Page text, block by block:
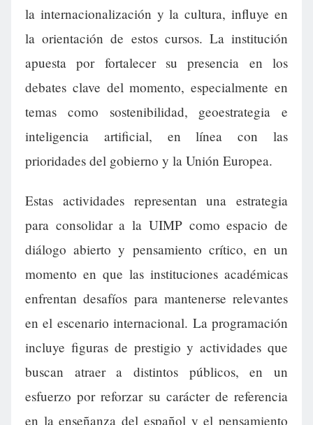
la internacionalización y la cultura, influye en
la orientación de estos cursos. La institución
apuesta por fortalecer su presencia en los
debates clave del momento, especialmente en
temas como sostenibilidad, geoestrategia e
inteligencia artificial, en línea con las
prioridades del gobierno y la Unión Europea.
Estas actividades representan una estrategia
para consolidar a la UIMP como espacio de
diálogo abierto y pensamiento crítico, en un
momento en que las instituciones académicas
enfrentan desafíos para mantenerse relevantes
en el escenario internacional. La programación
incluye figuras de prestigio y actividades que
buscan atraer a distintos públicos, en un
esfuerzo por reforzar su carácter de referencia
en la enseñanza del español y el pensamiento